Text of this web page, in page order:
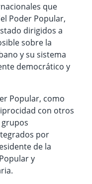
que
Poder Popular,
dirigidos a
sobre la
y su sistema
democrático y
Popular, como
con otros
por
de la
y